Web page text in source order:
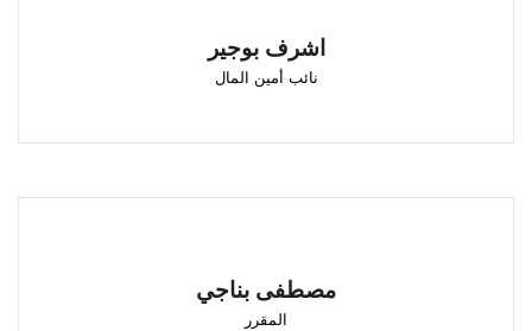
اشرف بوجير
نائب أمين المال
الحسيمة
مصطفى بناجي
المقرر
تطوان